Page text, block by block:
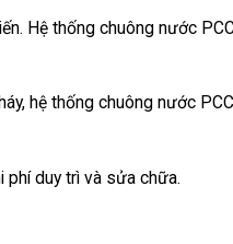
Hệ thống chuông nước
hệ thống chuông nước
phí duy trì và sửa chữa.